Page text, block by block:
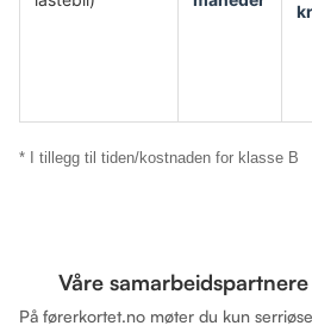
kr
* I tillegg til tiden/kostnaden for klasse B
Våre
På førerkortet.no møter du kun